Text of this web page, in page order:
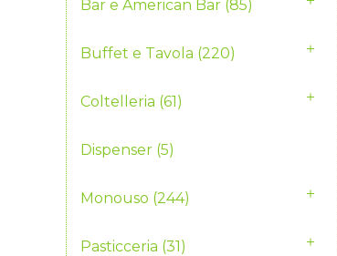
Bar e American Bar (85)
Buffet e Tavola (220)
Coltelleria (61)
Dispenser (5)
Monouso (244)
Pasticceria (31)